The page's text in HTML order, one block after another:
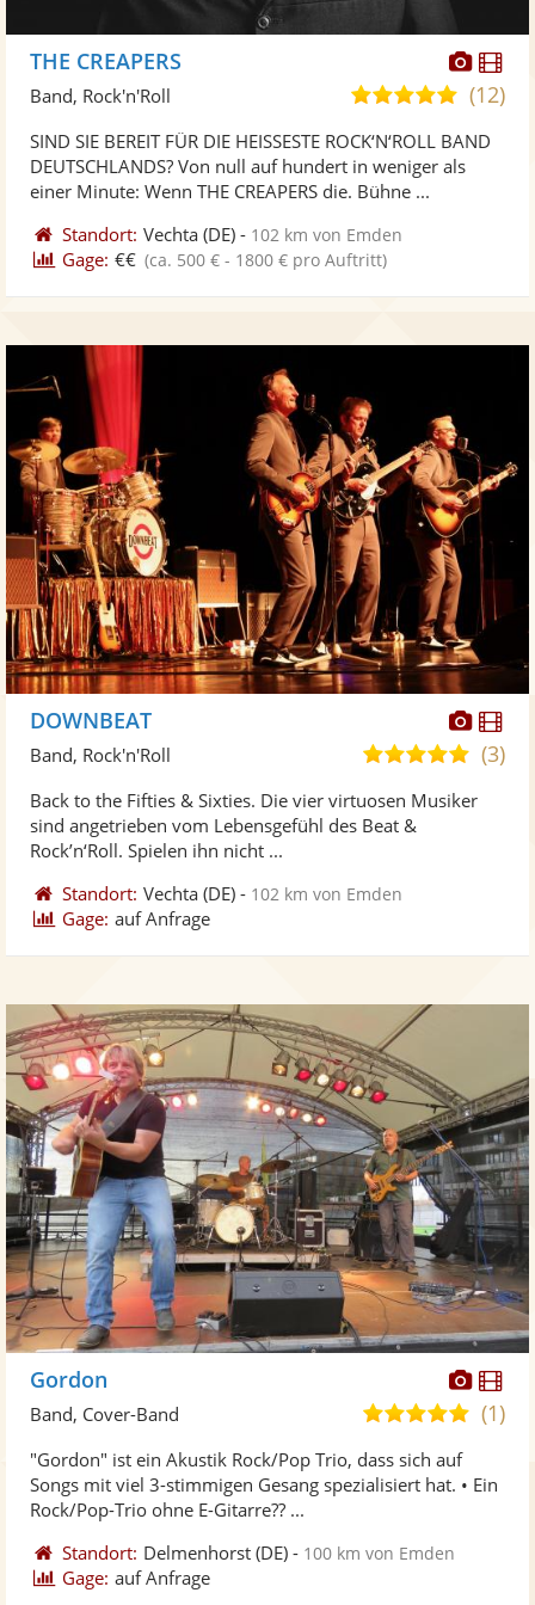
Fotos
THE CREAPERS
4,9
5
(12)
Band, Rock'n'Roll
SIND SIE BEREIT FÜR DIE HEISSESTE ROCK‘N‘ROLL BAND
DEUTSCHLANDS? Von null auf hundert in weniger als
einer Minute: Wenn THE CREAPERS die. Bühne ...
Standort: Vechta (DE) - 102 km von Emden
Gage: €€ (ca. 500 € - 1800 € pro Auftritt)
Fotos
DOWNBEAT
5,0
5
(3)
Band, Rock'n'Roll
Back to the Fifties & Sixties. Die vier virtuosen Musiker
sind angetrieben vom Lebensgefühl des Beat &
Rock’n‘Roll. Spielen ihn nicht ...
Standort: Vechta (DE) - 102 km von Emden
Gage: auf Anfrage
Gordon
5,0(1)
Band, Cover-Band
"Gordon" ist ein Akustik Rock/Pop Trio, dass sich auf
Songs mit viel 3-stimmigen Gesang spezialisiert hat. • Ein
Rock/Pop-Trio ohne E-Gitarre?? ...
Standort: Delmenhorst (DE) - 100 km von Emden
Gage: auf Anfrage